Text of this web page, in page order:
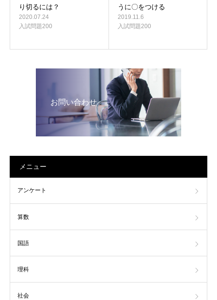
り切るには？
2020.07.24
入試問題200
うに〇をつける
2019.11.6
入試問題200
お問い合わせ
メニュー
アンケート
算数
国語
理科
社会